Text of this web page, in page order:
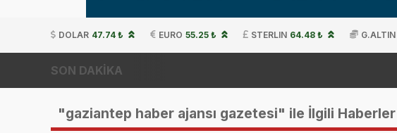
DOLAR 47.74 ₺ EURO 55.25 ₺ STERLIN 64.48 ₺ G.ALTIN
SON DAKİKA
"gaziantep haber ajansı gazetesi" ile İlgili Haberler